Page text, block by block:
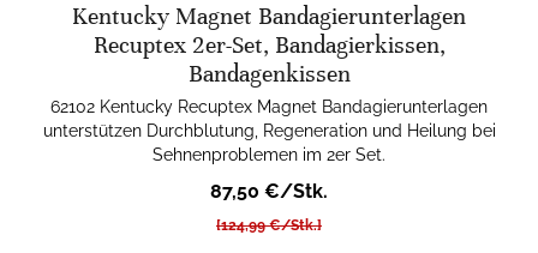
Kentucky Magnet Bandagierunterlagen
Recuptex 2er-Set, Bandagierkissen,
Bandagenkissen
62102 Kentucky Recuptex Magnet Bandagierunterlagen
unterstützen Durchblutung, Regeneration und Heilung bei
Sehnenproblemen im 2er Set.
87,50 €/Stk.
[124,99 €/Stk.]